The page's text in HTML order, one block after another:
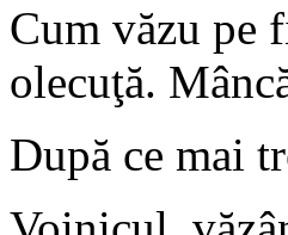
Cum văzu pe
olecuţă.
După ce mai